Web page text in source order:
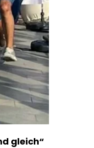
gleich“